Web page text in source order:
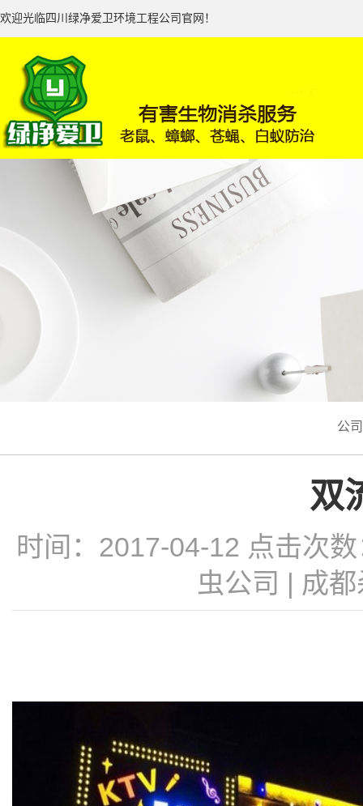
欢迎光临四川绿净爱卫环境工程公司官网！
公
双
时间：2017-04-12 点击次
虫公司 | 成